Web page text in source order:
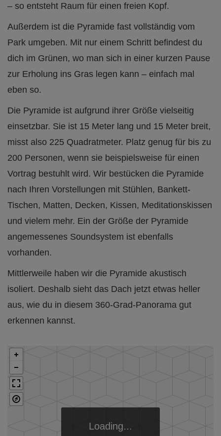
– so entsteht Raum für einen freien Kopf.
Außerdem ist die Pyramide fast vollständig vom
Park umgeben. Mit nur einem Schritt befindest du
dich im Grünen, wo man sich in einer kurzen Pause
zur Erholung ins Gras legen kann – einfach mal
eben so.
Die Pyramide ist aufgrund ihrer Größe vielseitig
einsetzbar. Sie ist 15 Meter lang und 15 Meter breit,
misst also 225 Quadratmeter. Platz genug für bis zu
200 Personen, wenn sie beispielsweise für einen
Vortrag bestuhlt wird. Wir bestücken die Pyramide
nach Ihren Vorstellungen mit Stühlen, Bankett-
Tischen, Matten, Decken, Kissen, Meditationskissen
und vielem mehr. Ein der Größe der Pyramide
angemessenes Soundsystem ist ebenfalls
vorhanden.
Mittlerweile haben wir die Pyramide akustisch
isoliert. Deshalb sieht das Dach jetzt etwas heller
aus, wie du in diesem 360-Grad-Panorama gut
erkennen kannst.
Loading...